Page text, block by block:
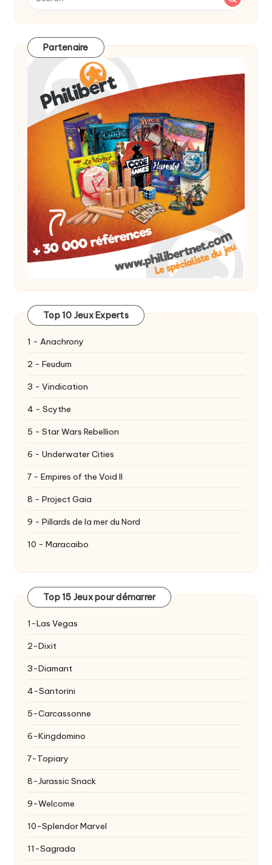
Partenaire
Top 10 Jeux Experts
1 - Anachrony
2 - Feudum
3 - Vindication
4 - Scythe
5 - Star Wars Rebellion
6 - Underwater Cities
7 - Empires of the Void II
8 - Project Gaia
9 - Pillards de la mer du Nord
10 - Maracaibo
Top 15 Jeux pour démarrer
1-Las Vegas
2-Dixit
3-Diamant
4-Santorini
5-Carcassonne
6-Kingdomino
7-Topiary
8-Jurassic Snack
9-Welcome
10-Splendor Marvel
11-Sagrada